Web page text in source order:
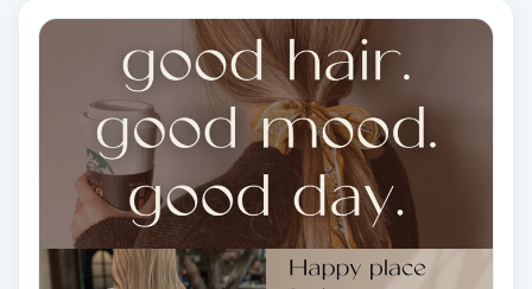
Ansiktsbehandling djuprengörande
Babylights
Balayage
Bambumassage